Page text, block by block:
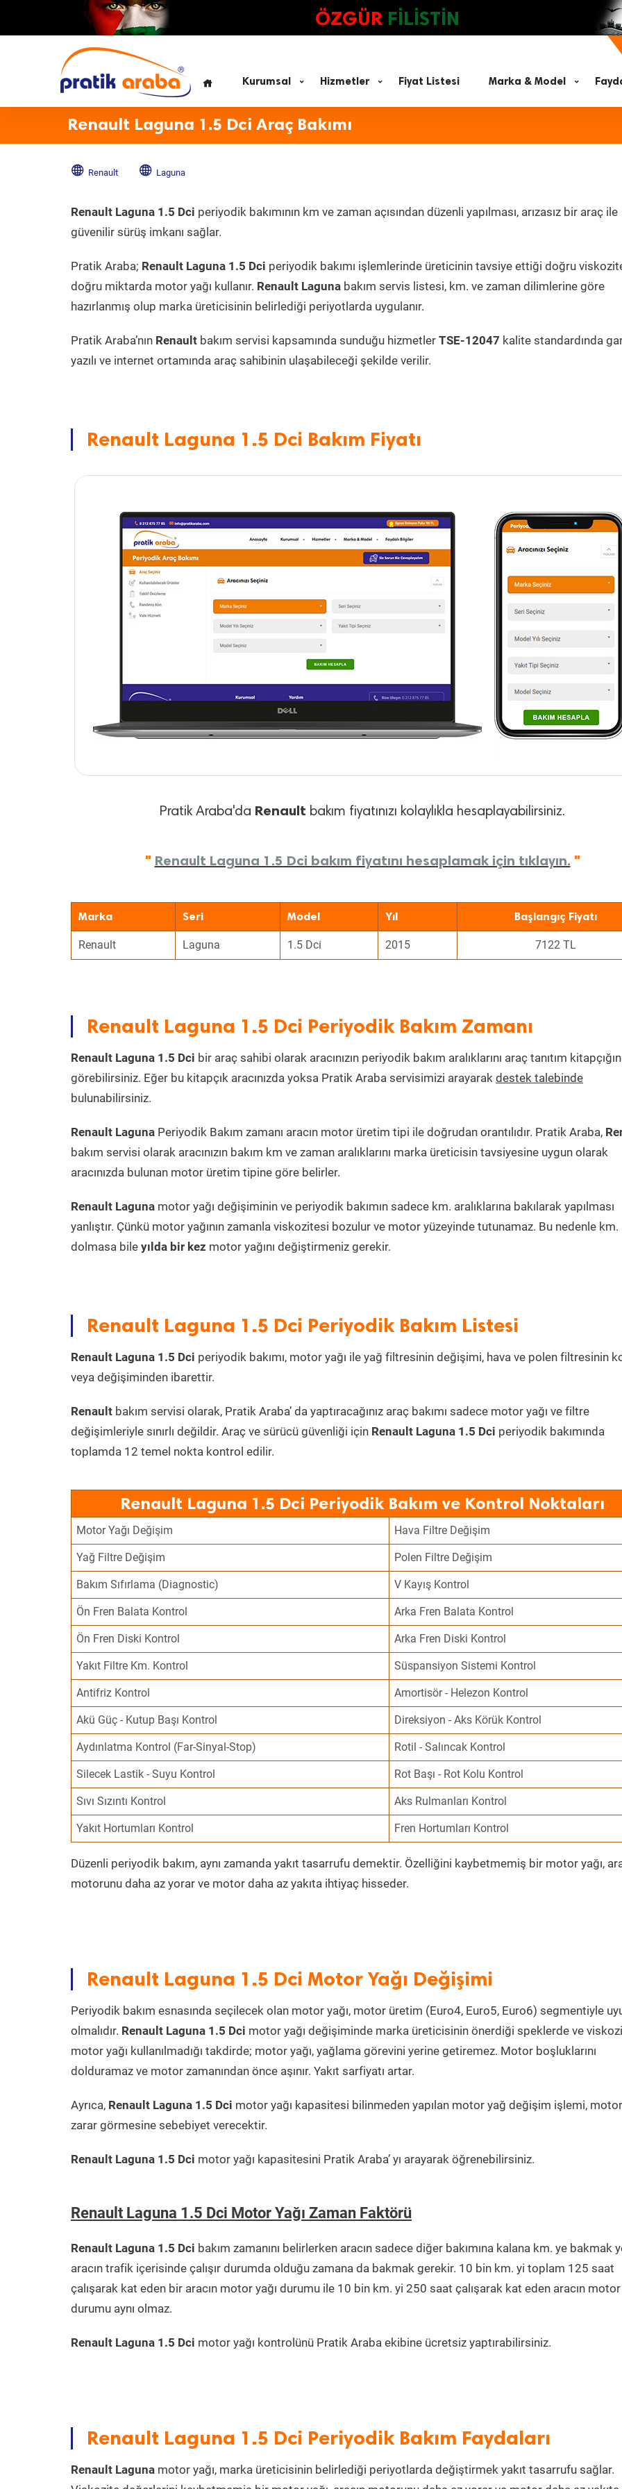
ÖZGÜR FİLİSTİN
Kurumsal Hizmetler Fiyat Listesi Marka & Model
Renault Laguna 1.5 Dci Araç Bakımı
Renault Laguna
Renault Laguna 1.5 Dci periyodik bakımının km ve zaman açısından düzenli yapılması, arızasız bir araç ile
güvenilir sürüş imkanı sağlar.
Pratik Araba; Renault Laguna 1.5 Dci periyodik bakımı işlemlerinde üreticinin tavsiye ettiği doğru
doğru miktarda motor yağı kullanır. Renault Laguna bakım servis listesi, km. ve zaman dilimlerine göre
hazırlanmış olup marka üreticisinin belirlediği periyotlarda uygulanır.
Pratik Araba’nın Renault bakım servisi kapsamında sunduğu hizmetler TSE-12047 kalite standardında
yazılı ve internet ortamında araç sahibinin ulaşabileceği şekilde verilir.
Renault Laguna 1.5 Dci Bakım Fiyatı
Pratik Araba'da Renault bakım fiyatınızı kolaylıkla hesaplayabilirsiniz.
" Renault Laguna 1.5 Dci bakım fiyatını hesaplamak için tıklayın. "
Marka Seri Model Yıl Başlangıç Fiyatı
Renault Laguna 1.5 Dci 2015 7122 TL
Renault Laguna 1.5 Dci Periyodik Bakım Zamanı
Renault Laguna 1.5 Dci bir araç sahibi olarak aracınızın periyodik bakım aralıklarını araç tanıtım
görebilirsiniz. Eğer bu kitapçık aracınızda yoksa Pratik Araba servisimizi arayarak destek talebinde
bulunabilirsiniz.
Renault Laguna Periyodik Bakım zamanı aracın motor üretim tipi ile doğrudan orantılıdır. Pratik Araba,
bakım servisi olarak aracınızın bakım km ve zaman aralıklarını marka üreticisin tavsiyesine uygun olarak
aracınızda bulunan motor üretim tipine göre belirler.
Renault Laguna motor yağı değişiminin ve periyodik bakımın sadece km. aralıklarına bakılarak yapılması
yanlıştır. Çünkü motor yağının zamanla viskozitesi bozulur ve motor yüzeyinde tutunamaz. Bu nedenle
dolmasa bile yılda bir kez motor yağını değiştirmeniz gerekir.
Renault Laguna 1.5 Dci Periyodik Bakım Listesi
Renault Laguna 1.5 Dci periyodik bakımı, motor yağı ile yağ filtresinin değişimi, hava ve polen filtresinin
veya değişiminden ibarettir.
Renault bakım servisi olarak, Pratik Araba’ da yaptıracağınız araç bakımı sadece motor yağı ve filtre
değişimleriyle sınırlı değildir. Araç ve sürücü güvenliği için Renault Laguna 1.5 Dci periyodik bakımında
toplamda 12 temel nokta kontrol edilir.
Renault Laguna 1.5 Dci Periyodik Bakım ve Kontrol Noktaları
Motor Yağı Değişim Hava Filtre Değişim
Yağ Filtre Değişim Polen Filtre Değişim
Bakım Sıfırlama (Diagnostic) V Kayış Kontrol
Ön Fren Balata Kontrol Arka Fren Balata Kontrol
Ön Fren Diski Kontrol Arka Fren Diski Kontrol
Yakıt Filtre Km. Kontrol Süspansiyon Sistemi Kontrol
Antifriz Kontrol Amortisör - Helezon Kontrol
Akü Güç - Kutup Başı Kontrol Direksiyon - Aks Körük Kontrol
Aydınlatma Kontrol (Far-Sinyal-Stop) Rotil - Salıncak Kontrol
Silecek Lastik - Suyu Kontrol Rot Başı - Rot Kolu Kontrol
Sıvı Sızıntı Kontrol Aks Rulmanları Kontrol
Yakıt Hortumları Kontrol Fren Hortumları Kontrol
Düzenli periyodik bakım, aynı zamanda yakıt tasarrufu demektir. Özelliğini kaybetmemiş bir motor yağı,
motorunu daha az yorar ve motor daha az yakıta ihtiyaç hisseder.
Renault Laguna 1.5 Dci Motor Yağı Değişimi
Periyodik bakım esnasında seçilecek olan motor yağı, motor üretim (Euro4, Euro5, Euro6) segmentiyle
olmalıdır. Renault Laguna 1.5 Dci motor yağı değişiminde marka üreticisinin önerdiği speklerde ve
motor yağı kullanılmadığı takdirde; motor yağı, yağlama görevini yerine getiremez. Motor boşluklarını
dolduramaz ve motor zamanından önce aşınır. Yakıt sarfiyatı artar.
Ayrıca, Renault Laguna 1.5 Dci motor yağı kapasitesi bilinmeden yapılan motor yağ değişim işlemi,
zarar görmesine sebebiyet verecektir.
Renault Laguna 1.5 Dci motor yağı kapasitesini Pratik Araba’ yı arayarak öğrenebilirsiniz.
Renault Laguna 1.5 Dci Motor Yağı Zaman Faktörü
Renault Laguna 1.5 Dci bakım zamanını belirlerken aracın sadece diğer bakımına kalana km. ye bakmak
aracın trafik içerisinde çalışır durumda olduğu zamana da bakmak gerekir. 10 bin km. yi toplam 125 saat
çalışarak kat eden bir aracın motor yağı durumu ile 10 bin km. yi 250 saat çalışarak kat eden aracın motor
durumu aynı olmaz.
Renault Laguna 1.5 Dci motor yağı kontrolünü Pratik Araba ekibine ücretsiz yaptırabilirsiniz.
Renault Laguna 1.5 Dci Periyodik Bakım Faydaları
Renault Laguna motor yağı, marka üreticisinin belirlediği periyotlarda değiştirmek yakıt tasarrufu sağlar.